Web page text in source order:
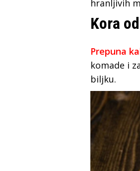
hranljivih
Kora
Prepuna
komade i
biljku.